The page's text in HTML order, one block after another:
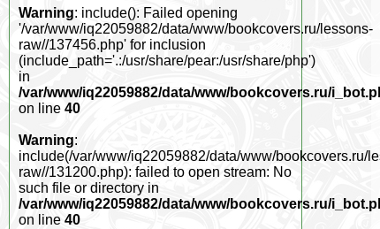
Warning: include(): Failed opening
'/var/www/iq22059882/data/www/bookcovers.ru/lessons-
raw//137456.php' for inclusion
(include_path='.:/usr/share/pear:/usr/share/php')
in
/var/www/iq22059882/data/www/bookcovers.ru/
on line 40
Warning:
include(/var/www/iq22059882/data/www/bookcovers.ru/
raw//131200.php): failed to open stream: No
such file or directory in
/var/www/iq22059882/data/www/bookcovers.ru/
on line 40